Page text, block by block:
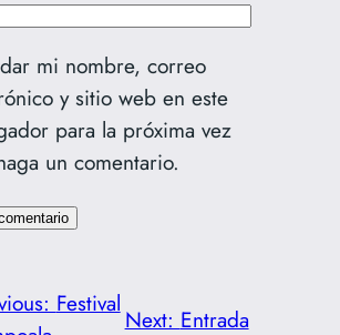
mi nombre, correo
y sitio web en este
para la próxima vez
un comentario.
Festival
Next: Entrada